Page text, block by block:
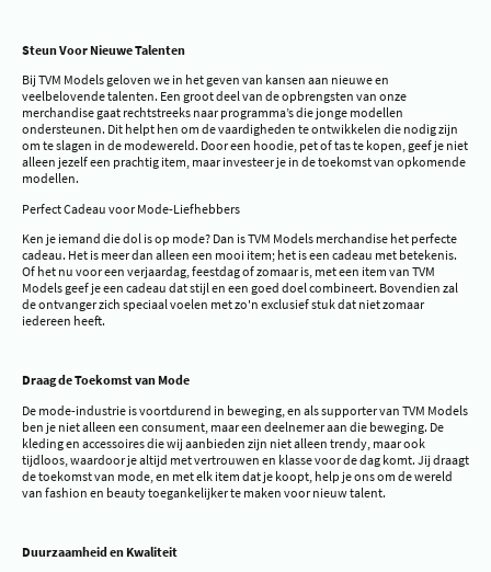
Steun Voor Nieuwe Talenten
Bij TVM Models geloven we in het geven van kansen aan nieuwe en
veelbelovende talenten. Een groot deel van de opbrengsten van onze
merchandise gaat rechtstreeks naar programma’s die jonge modellen
ondersteunen. Dit helpt hen om de vaardigheden te ontwikkelen die nodig zijn
om te slagen in de modewereld. Door een hoodie, pet of tas te kopen, geef je niet
alleen jezelf een prachtig item, maar investeer je in de toekomst van opkomende
modellen.
Perfect Cadeau voor Mode-Liefhebbers
Ken je iemand die dol is op mode? Dan is TVM Models merchandise het perfecte
cadeau. Het is meer dan alleen een mooi item; het is een cadeau met betekenis.
Of het nu voor een verjaardag, feestdag of zomaar is, met een item van TVM
Models geef je een cadeau dat stijl en een goed doel combineert. Bovendien zal
de ontvanger zich speciaal voelen met zo'n exclusief stuk dat niet zomaar
iedereen heeft.
Draag de Toekomst van Mode
De mode-industrie is voortdurend in beweging, en als supporter van TVM Models
ben je niet alleen een consument, maar een deelnemer aan die beweging. De
kleding en accessoires die wij aanbieden zijn niet alleen trendy, maar ook
tijdloos, waardoor je altijd met vertrouwen en klasse voor de dag komt. Jij draagt
de toekomst van mode, en met elk item dat je koopt, help je ons om de wereld
van fashion en beauty toegankelijker te maken voor nieuw talent.
Duurzaamheid en Kwaliteit